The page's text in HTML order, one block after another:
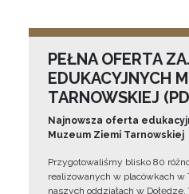
PEŁNA OFERTA
EDUKACYJNYCH
TARNOWSKIEJ
Najnowsza oferta
Muzeum Ziemi Tarnowskiej
Przygotowaliśmy blisko 80
realizowanych w placówkach w
naszych oddziałach w